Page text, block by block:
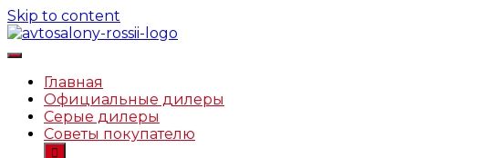
Skip to content
Главная
Официальные дилеры
Серые дилеры
Советы покупателю